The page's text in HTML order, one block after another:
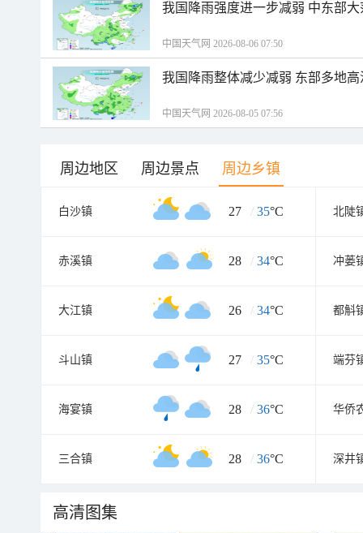
我国降雨强度进一步减弱 中东部
中国天气网 2026-08-06 07:50
我国降雨整体减少减弱 东部多地
中国天气网 2026-08-05 07:56
周边地区 周边景点 周边乡镇
白沙镇 27 / 35°C 北陡
赤溪镇 28 / 34°C 冲蒌
大江镇 26 / 34°C 都斛
斗山镇 27 / 35°C 端芬
海宴镇 28 / 36°C 华侨
三合镇 28 / 36°C 深井
高清图集